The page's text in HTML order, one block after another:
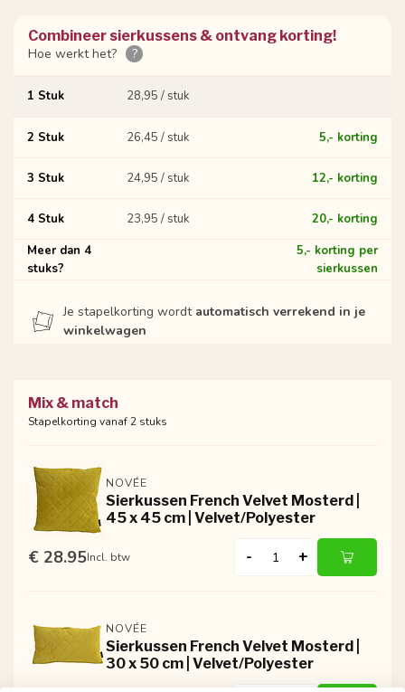
Combineer sierkussens & ontvang korting!
Hoe werkt het?
?
1 Stuk 28,95 / stuk
2 Stuk 26,45 / stuk 5,- korting
3 Stuk 24,95 / stuk 12,- korting
4 Stuk 23,95 / stuk
20,- korting
Meer dan 4
stuks?
5,- korting per
sierkussen
Je stapelkorting wordt automatisch verrekend in je
winkelwagen
Mix & match
Stapelkorting vanaf 2 stuks
NOVÉE
Sierkussen French Velvet Mosterd |
45 x 45 cm | Velvet/Polyester
€ 28.95Incl. btw - +
NOVÉE
Sierkussen French Velvet Mosterd |
30 x 50 cm | Velvet/Polyester